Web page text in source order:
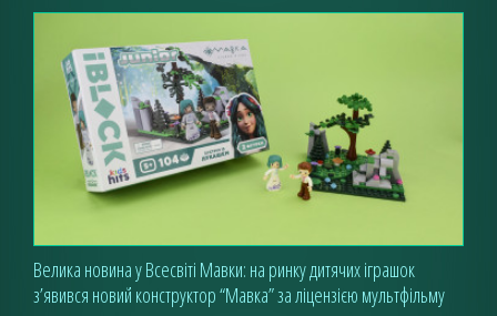
Велика новина у Всесвіті Мавки: на ринку дитячих іграшок
з’явився новий конструктор “Мавка” за ліцензією мультфільму